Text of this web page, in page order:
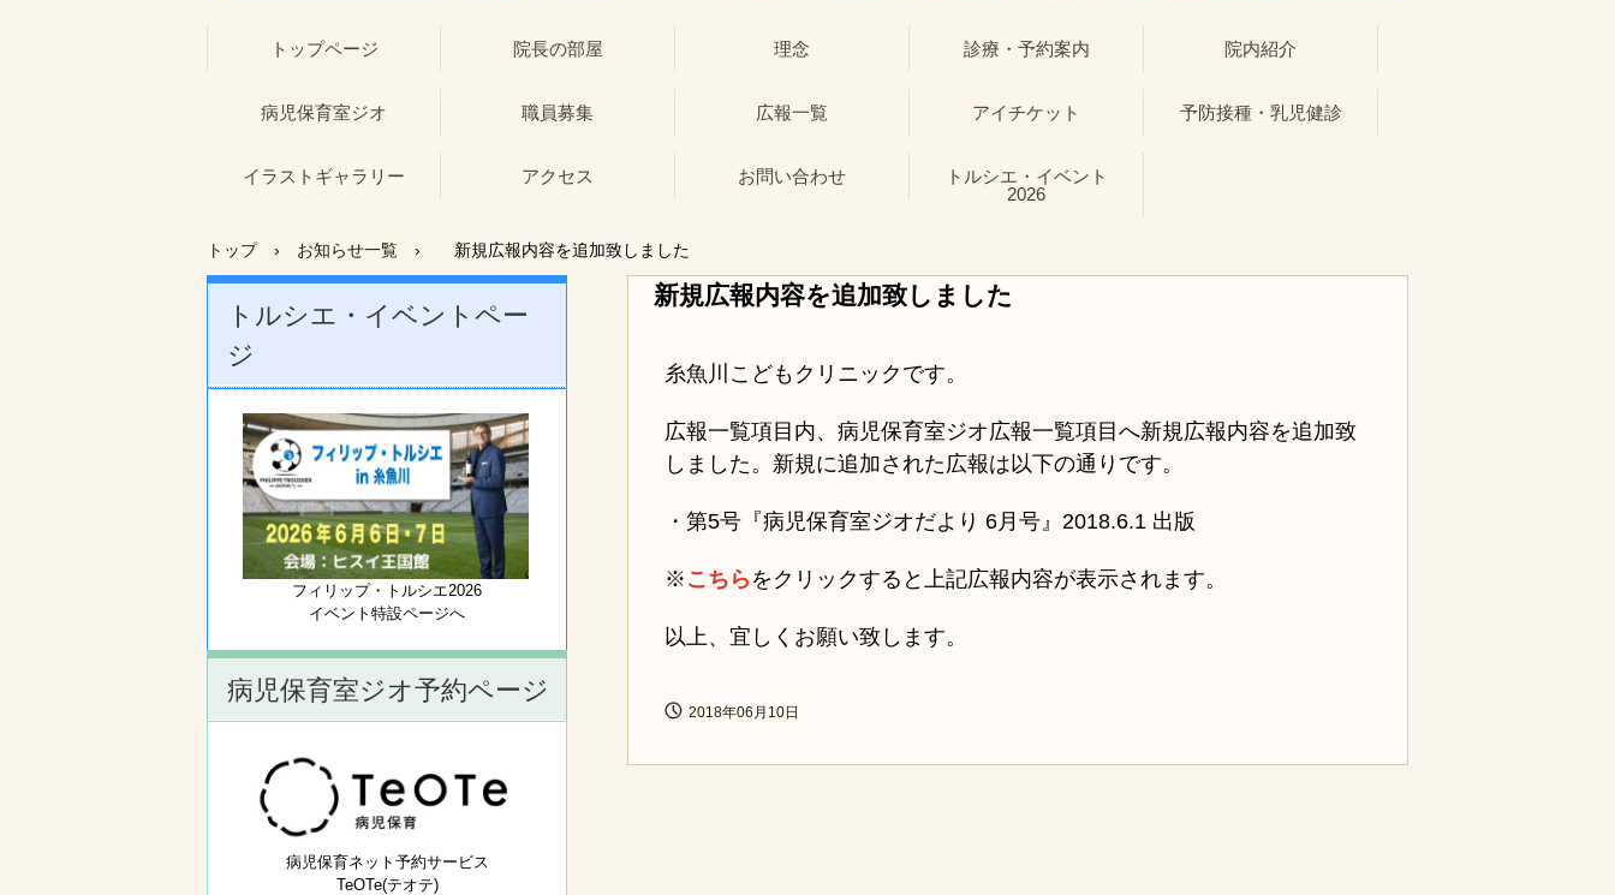
トップページ 院長の部屋 理念 診療・予約案内 院内紹介
病児保育室ジオ 職員募集 広報一覧 アイチケット 予防接種・乳児健診
イラストギャラリー アクセス お問い合わせ
トルシエ・イベント
2026
トップ › お知らせ一覧 › 新規広報内容を追加致しました
新規広報内容を追加致しました
糸魚川こどもクリニックです。
広報一覧項目内、病児保育室ジオ広報一覧項目へ新規広報内容を追加致
しました。新規に追加された広報は以下の通りです。
・第5号『病児保育室ジオだより 6月号』2018.6.1 出版
※ こちら をクリックすると上記広報内容が表示されます。
以上、宜しくお願い致します。
2018年06月10日
トルシエ・イベントペー
ジ
フィリップ・トルシエ2026
イベント特設ページへ
病児保育室ジオ予約ページ
病児保育ネット予約サービス
TeOTe(テオテ)